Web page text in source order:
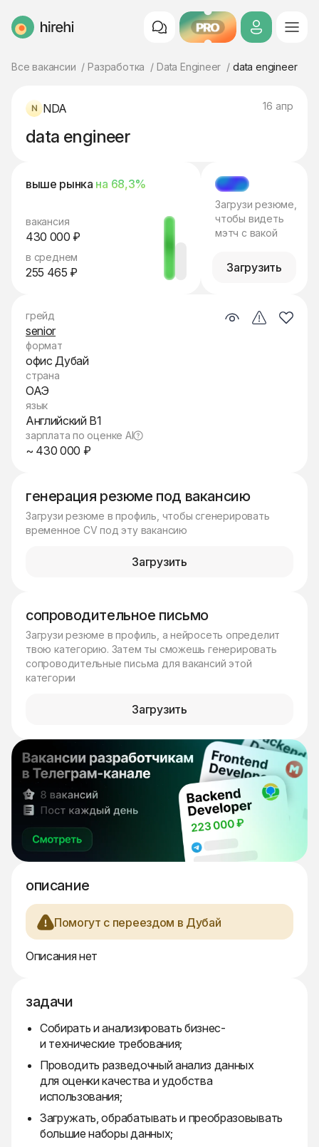
HireHi PRO
Все вакансии Разработка Data Engineer data engineer
NDA 16 апр
data engineer
выше рынка на 68,3%
вакансия
430 000 ₽
в среднем
255 465 ₽
МЭТЧ
Загрузи резюме,
чтобы видеть
мэтч с вакой
Загрузить
генерация резюме под вакансию
Загрузи резюме в профиль, чтобы сгенерировать
временное CV под эту вакансию
Загрузить
сопроводительное письмо
Загрузи резюме в профиль, а нейросеть определит
твою категорию. Затем ты сможешь генерировать
сопроводительные письма для вакансий этой
категории
Загрузить
описание
Помогут с переездом в Дубай
Описания нет
задачи
Собирать и анализировать бизнес-
и технические требования;
Проводить разведочный анализ данных
для оценки качества и удобства
использования;
Загружать, обрабатывать и преобразовывать
большие наборы данных;
грейд
senior
формат
офис Дубай
страна
ОАЭ
язык
Английский B1
зарплата по оценке AI
~ 430 000 ₽